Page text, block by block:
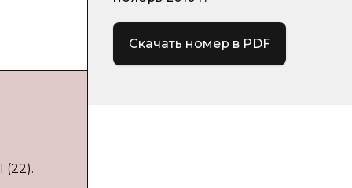
(22).
Скачать номер в PDF